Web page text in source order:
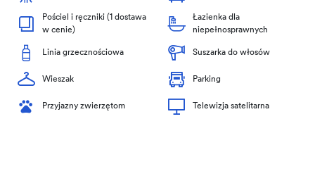
Pościel i ręczniki (1 dostawa
w cenie)
Łazienka dla
niepełnosprawnych
Linia grzecznościowa Suszarka do włosów
Wieszak Parking
Przyjazny zwierzętom Telewizja satelitarna